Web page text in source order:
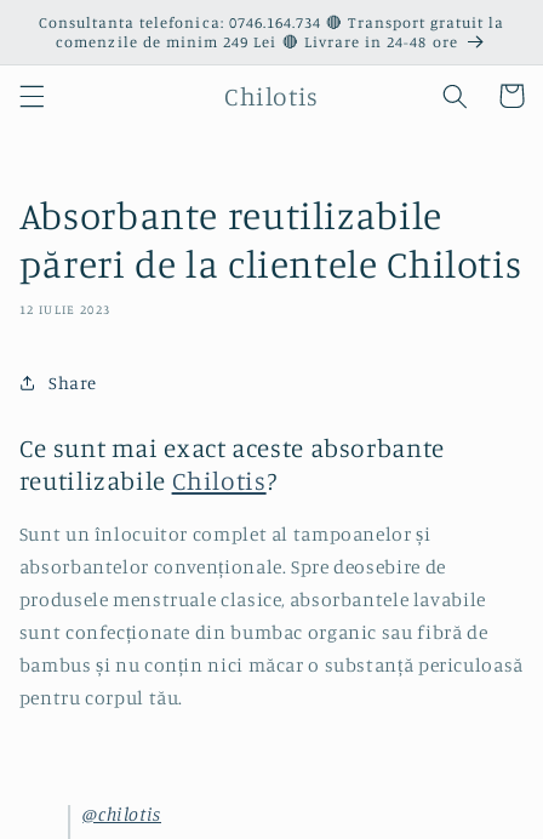
Salt la
conținut
Consultanta telefonica: 0746.164.734 🔴 Transport gratuit la
comenzile de minim 249 Lei 🔴 Livrare in 24-48 ore
Chilotis Coș
Absorbante reutilizabile
păreri de la clientele Chilotis
12 IULIE 2023
Share
Ce suntmai exact aceste absorbante
reutilizabile Chilotis?
Sunt un înlocuitor complet al tampoanelorși
absorbantelor convenționale. Spre deosebire de
produsele menstruale clasice, absorbantele lavabile
sunt confecționate din bumbac organic sau fibră de
bambusși nu conțin nici măcar o substanță periculoasă
pentru corpul tău.
@chilotis